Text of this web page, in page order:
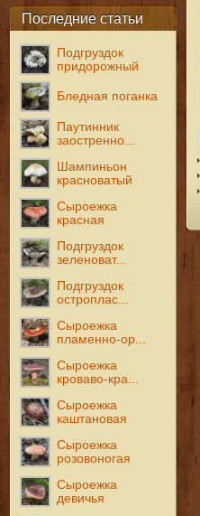
Последние статьи
Подгруздок
придорожный
Бледная поганка
Паутинник
заостренно...
Шампиньон
красноватый
Сыроежка
красная
Подгруздок
зеленоват...
Подгруздок
остроплас...
Сыроежка
пламенно-ор...
Сыроежка
кроваво-кра...
Сыроежка
каштановая
Сыроежка
розовоногая
Сыроежка
девичья